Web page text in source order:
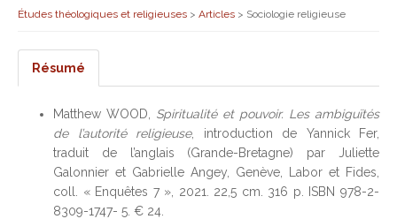
Études théologiques et religieuses > Articles > Sociologie religieuse
Résumé
Matthew WOOD, Spiritualité et pouvoir. Les ambiguïtés
de l’autorité religieuse, introduction de Yannick Fer,
traduit de l’anglais (Grande-Bretagne) par Juliette
Galonnier et Gabrielle Angey, Genève, Labor et Fides,
coll. « Enquêtes 7 », 2021. 22,5 cm. 316 p. ISBN 978-2-
8309-1747- 5. € 24.